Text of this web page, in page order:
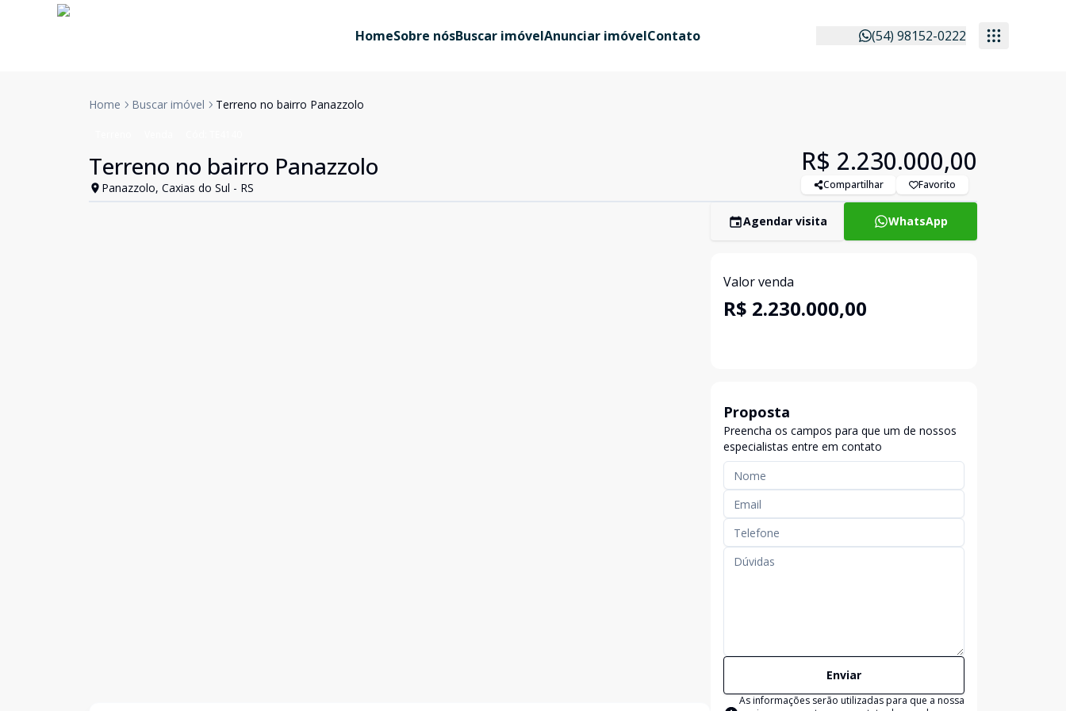
HomeSobre nósBuscar imóvelAnunciar imóvelContato (54) 98152-0222
Home Buscar imóvel Terreno no bairro Panazzolo
Terreno no bairro Panazzolo
Panazzolo, Caxias do Sul - RS
R$ 2.230.000,00
Compartilhar Favorito
Agendar visita WhatsApp
Valor venda
R$ 2.230.000,00
Proposta
Preencha os campos para que um de nossos
especialistas entre em contato
Enviar
As informações serão utilizadas para que a nossa